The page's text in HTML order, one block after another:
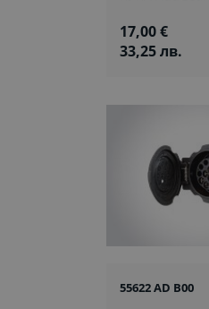
17,00 €
33,25 лв.
55622 AD B00